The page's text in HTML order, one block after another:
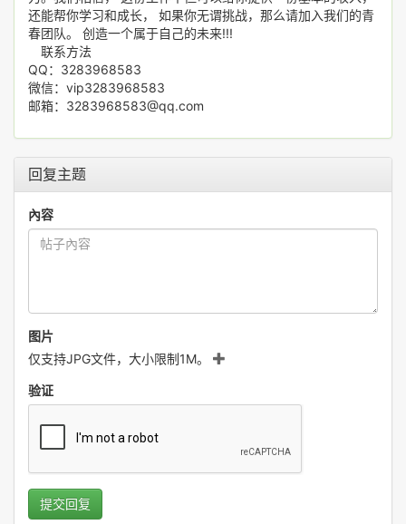
还能帮你学习和成长， 如果你无谓挑战，那么请加入我们的青
春团队。 创造一个属于自己的未来!!!
联系方法
QQ：3283968583
微信：vip3283968583
邮箱：3283968583@qq.com
回复主题
內容
图片
仅支持JPG文件，大小限制1M。
验证
提交回复